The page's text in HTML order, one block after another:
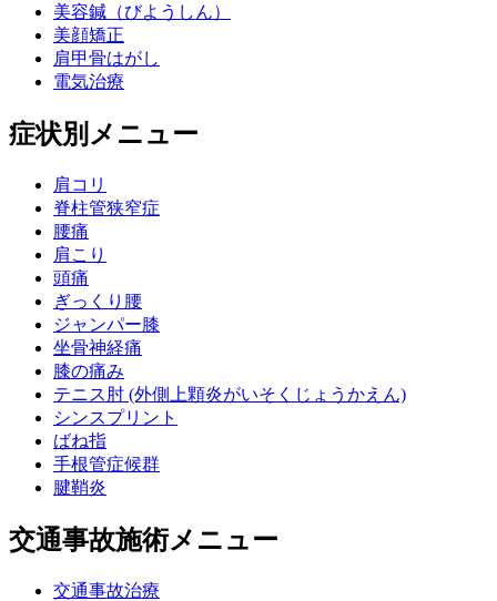
美容鍼（びようしん）
美顔矯正
肩甲骨はがし
電気治療
症状別メニュー
肩コリ
脊柱管狭窄症
腰痛
肩こり
頭痛
ぎっくり腰
ジャンパー膝
坐骨神経痛
膝の痛み
テニス肘 (外側上顆炎がいそくじょうかえん)
シンスプリント
ばね指
手根管症候群
腱鞘炎
交通事故施術メニュー
交通事故治療